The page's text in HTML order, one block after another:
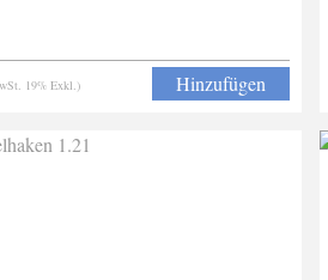
19% Exkl.) Hinzufügen